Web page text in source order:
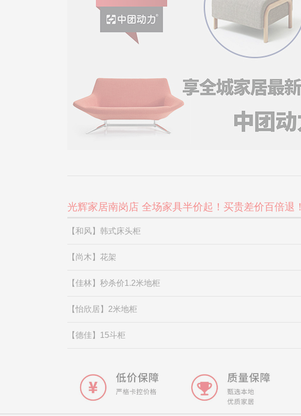
光辉家居南岗店 全场家具半价起！买贵差价百倍退！
【和风】韩式床头柜
【尚木】花架
【佳林】秒杀价1.2米地柜
【怡欣居】2米地柜
【德佳】15斗柜